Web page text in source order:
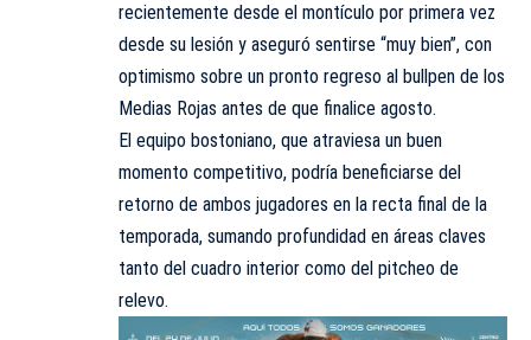
recientemente desde el montículo por primera vez
desde su lesión y aseguró sentirse “muy bien”, con
optimismo sobre un pronto regreso al bullpen de los
Medias Rojas antes de que finalice agosto.
El equipo bostoniano, que atraviesa un buen
momento competitivo, podría beneficiarse del
retorno de ambos jugadores en la recta final de la
temporada, sumando profundidad en áreas claves
tanto del cuadro interior como del pitcheo de
relevo.